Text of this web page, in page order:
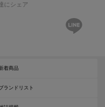
にシェア
着商品
ランドリスト